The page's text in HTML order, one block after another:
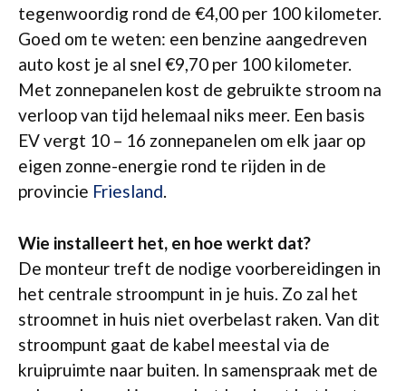
tegenwoordig rond de €4,00 per 100 kilometer.
Goed om te weten: een benzine aangedreven
auto kost je al snel €9,70 per 100 kilometer.
Met zonnepanelen kost de gebruikte stroom na
verloop van tijd helemaal niks meer. Een basis
EV vergt 10 – 16 zonnepanelen om elk jaar op
eigen zonne-energie rond te rijden in de
provincie Friesland.
Wie installeert het, en hoe werkt dat?
De monteur treft de nodige voorbereidingen in
het centrale stroompunt in je huis. Zo zal het
stroomnet in huis niet overbelast raken. Van dit
stroompunt gaat de kabel meestal via de
kruipruimte naar buiten. In samenspraak met de